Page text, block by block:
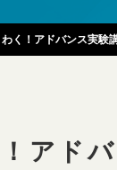
く！アドバンス実験
アド